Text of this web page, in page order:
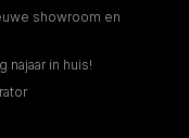
showroom en
najaar in huis!